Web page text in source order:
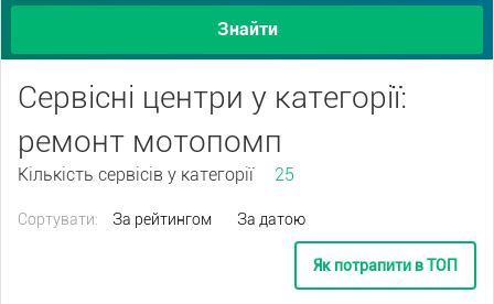
Знайти
Сервісні центри у категорії:
ремонт мотопомп
Кількість сервісів у категорії 25
Сортувати: За рейтингом За датою
Як потрапити в ТОП